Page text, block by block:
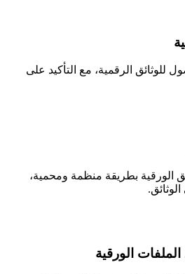
للوثائق الرقمية، مع التأكيد على
الورقية بطريقة منظمة ومحمية،
الورقية